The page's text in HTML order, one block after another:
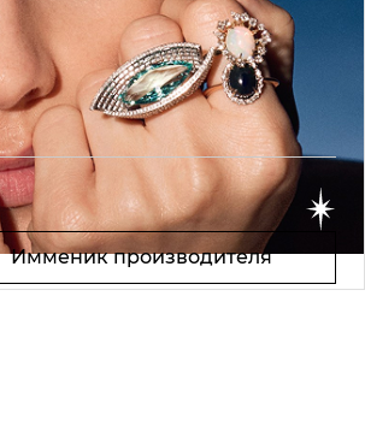
Имменик производителя